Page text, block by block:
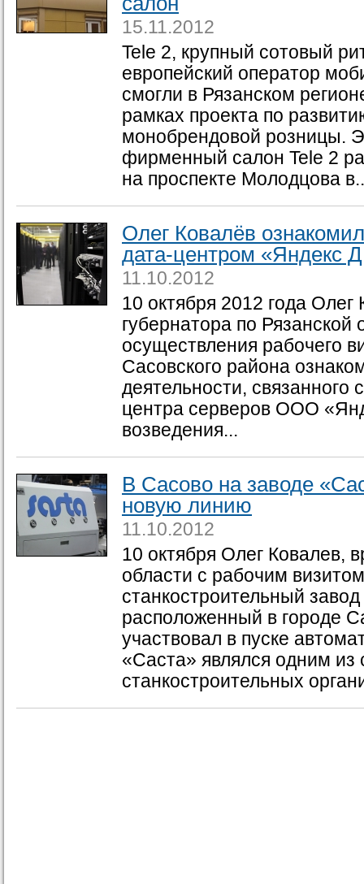
15.11.2012
Tele 2, крупный сотовый
европейский оператор
смогли в Рязанском
рамках проекта по
монобрендовой розницы.
фирменный салон Tele 2
на проспекте Молодцова
Олег Ковалёв
дата-центром «Яндекс
11.10.2012
10 октября 2012 года Олег
губернатора по Рязанской
осуществления рабочего
Сасовского района
деятельности, связанного
центра серверов ООО
возведения...
В Сасово на заводе
новую линию
11.10.2012
10 октября Олег Ковалев,
области с рабочим
станкостроительный
расположенный в городе
участвовал в пуске
«Саста» являлся одним
станкостроительных